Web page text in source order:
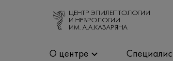
ЦЕНТР ЭПИЛЕПТОЛОГИИ
И НЕВРОЛОГИИ
ИМ. А.А.КАЗАРЯНА
О центре